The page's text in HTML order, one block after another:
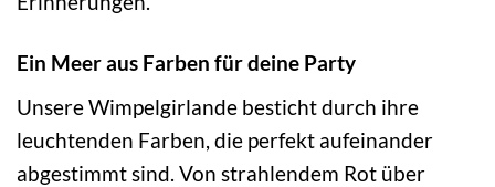
Ein Meer aus Farben für deine Party
Unsere Wimpelgirlande besticht durch ihre
leuchtenden Farben, die perfekt aufeinander
abgestimmt sind. Von strahlendem Rot über